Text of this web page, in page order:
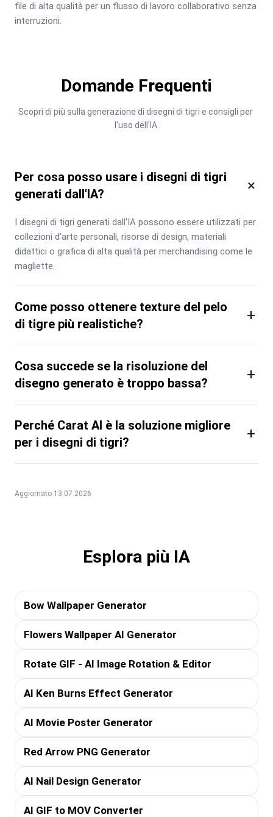
file di alta qualità per un flusso di lavoro collaborativo senza
interruzioni.
Domande Frequenti
Scopri di più sulla generazione di disegni di tigri e consigli per
l'uso dell'IA.
Per cosa posso usare i disegni di tigri
generati dall'IA?
×
I disegni di tigri generati dall'IA possono essere utilizzati per
collezioni d'arte personali, risorse di design, materiali
didattici o grafica di alta qualità per merchandising come le
magliette.
Come posso ottenere texture del pelo
di tigre più realistiche?
+
Cosa succede se la risoluzione del
disegno generato è troppo bassa?
+
Perché Carat AI è la soluzione migliore
per i disegni di tigri?
+
Aggiornato 13.07.2026
Esplora più IA
Bow Wallpaper Generator
Flowers Wallpaper AI Generator
Rotate GIF - AI Image Rotation & Editor
AI Ken Burns Effect Generator
AI Movie Poster Generator
Red Arrow PNG Generator
AI Nail Design Generator
AI GIF to MOV Converter